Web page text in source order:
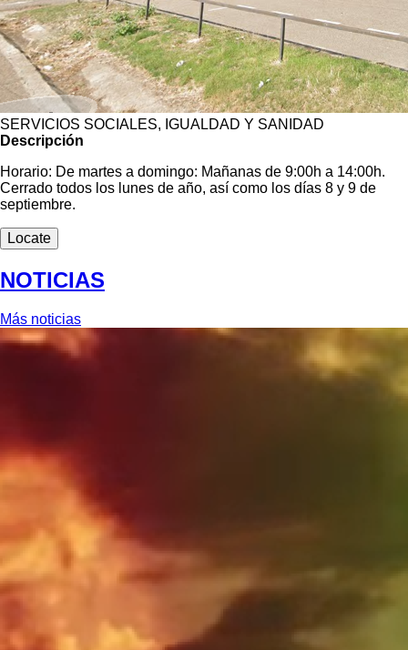
SERVICIOS SOCIALES, IGUALDAD Y SANIDAD
Descripción
Horario: De martes a domingo: Mañanas de 9:00h a 14:00h.
Cerrado todos los lunes de año, así como los días 8 y 9 de
septiembre.
Locate
NOTICIAS
Más noticias